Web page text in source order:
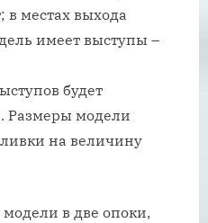
в местах выхода
имеет выступы –
будет
Размеры модели
на величину
в две опоки,